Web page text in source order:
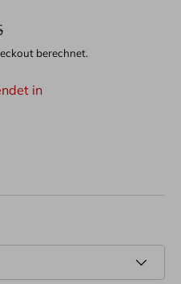
berechnet.
in